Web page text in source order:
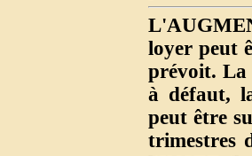
loyer peut
prévoit. La
à défaut,
peut être
trimestres